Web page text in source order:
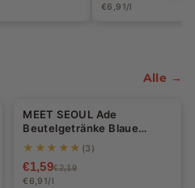
€6,91/l
Alle →
-27%
MEET SEOUL Ade
Beutelgetränke Blaue
Zitrone 230ml
★★★★★ (3)
€1,59€2,19
€6,91/l